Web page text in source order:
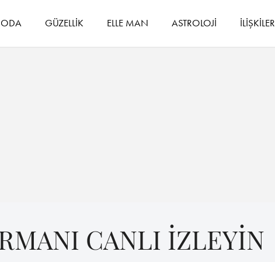
GÜZELLİK ELLE MAN ASTROLOJİ İLİŞKİLER
CANLI İZLEYİN